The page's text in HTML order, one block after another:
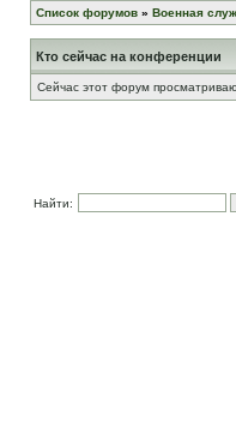
Список форумов » Военная
Кто сейчас на конференции
Сейчас этот форум
Найти: